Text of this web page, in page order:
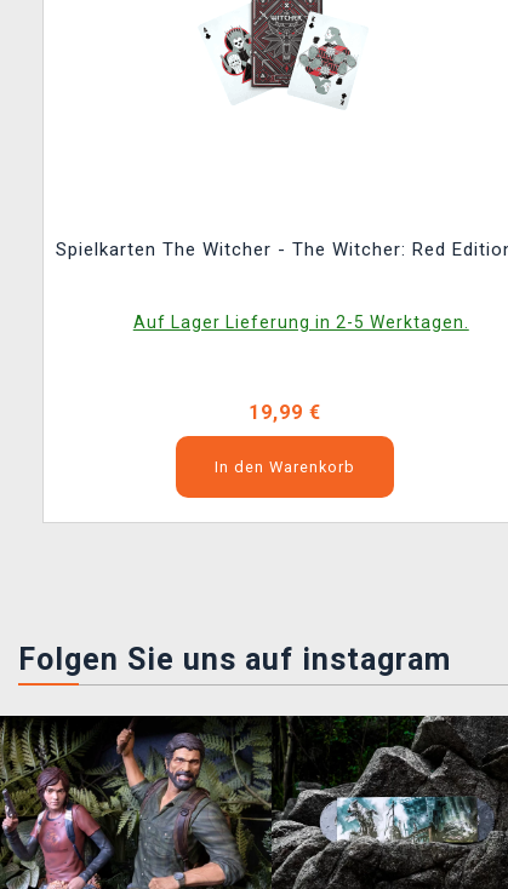
Spielkarten The Witcher - The Witcher: Red
Auf Lager Lieferung in 2-5 Werktagen.
19,99 €
In den Warenkorb
Folgen Sie uns auf instagram